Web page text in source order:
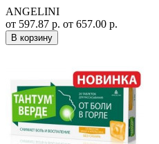
ANGELINI
от 597.87 р. от 657.00 р.
В корзину